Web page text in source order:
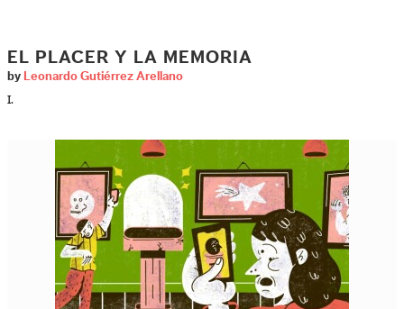
EL PLACER Y LA MEMORIA
by Leonardo Gutiérrez Arellano
I.